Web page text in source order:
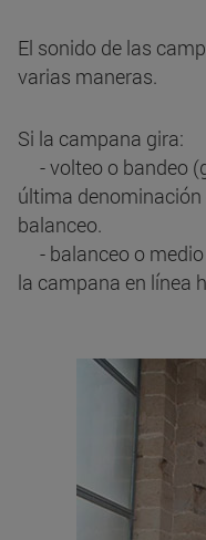
El sonido de las
varias maneras.
Si la campana gira:
- volteo o bandeo
última
balanceo.
- balanceo o medio
la campana en línea